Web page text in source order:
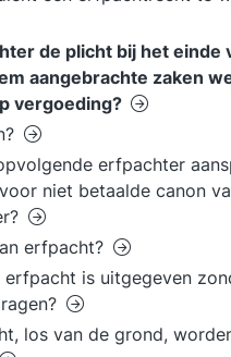
de plicht bij het einde
aangebrachte zaken
vergoeding?
erfpachter
niet betaalde canon
erfpacht?
erfpacht is uitgegeven
los van de grond,